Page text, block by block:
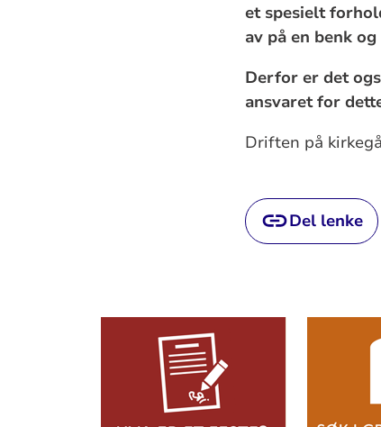
et spesielt
av på en benk
Derfor er det
ansvaret for
Driften på
Del lenke
Artikkelsnarveger